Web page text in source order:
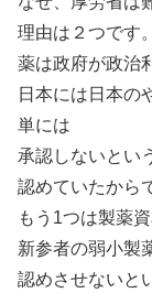
理由は２つです
薬は政府が政治
日本には日本の
単には
承認しないとい
認めていたから
もう1つは製薬
新参者の弱小製
認めさせないと